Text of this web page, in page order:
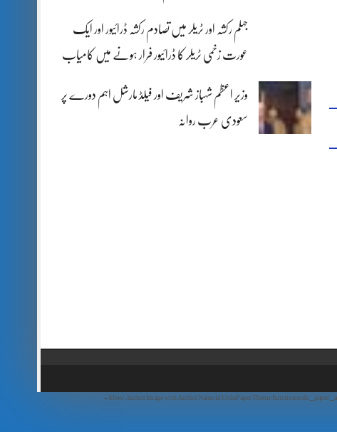
جہلم رکشہ اور ٹریلر میں تصادم رکشہ ڈرائیور اور ایک
عورت زخمی ٹریلر کا ڈرائیور فرار ہونے میں کامیاب
وزیر اعظم شہباز شریف اور فیلڈ مارشل اہم دورے پر
سعودی عرب روانہ